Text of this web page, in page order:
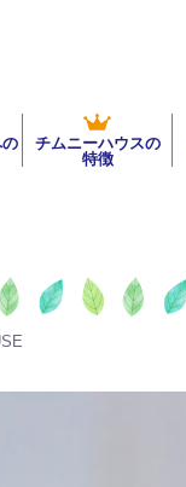
チムニーハウスの
特徴